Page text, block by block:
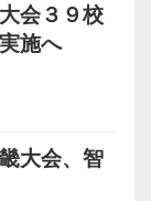
会３９校
施へ
大会、智